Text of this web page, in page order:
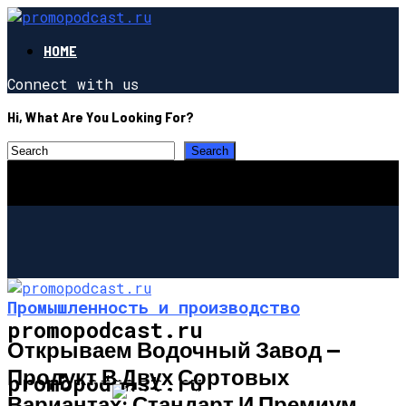
HOME
Connect with us
Hi, What Are You Looking For?
promopodcast.ru
promopodcast.ru
ПРОМЫШЛЕННОСТЬ И ПРОИЗВОДСТВО
Промышленность и производство
Открываем Водочный Завод —
Продукт В Двух Сортовых